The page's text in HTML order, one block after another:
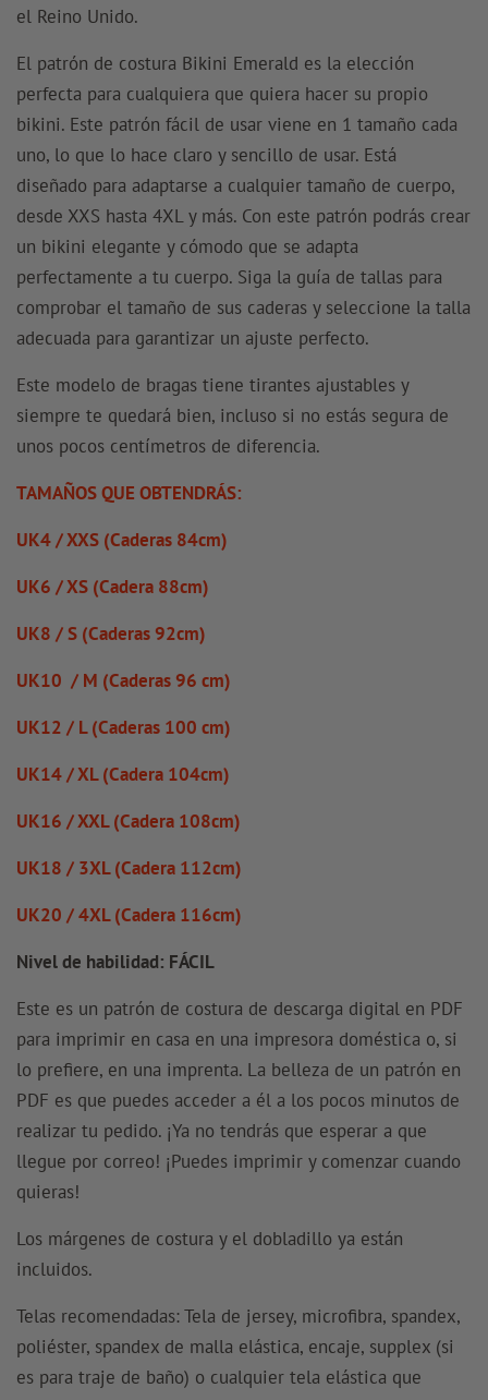
el Reino Unido.
El patrón de costura Bikini Emerald es la elección
perfecta para cualquiera que quiera hacer su propio
bikini. Este patrón fácil de usar viene en 1 tamaño cada
uno, lo que lo hace claro y sencillo de usar. Está
diseñado para adaptarse a cualquier tamaño de cuerpo,
desde XXS hasta 4XL y más. Con este patrón podrás crear
un bikini elegante y cómodo que se adapta
perfectamente a tu cuerpo. Siga la guía de tallas para
comprobar el tamaño de sus caderas y seleccione la talla
adecuada para garantizar un ajuste perfecto.
Este modelo de bragas tiene tirantes ajustables y
siempre te quedará bien, incluso si no estás segura de
unos pocos centímetros de diferencia.
TAMAÑOS QUE OBTENDRÁS:
UK4 / XXS (Caderas 84cm)
UK6 / XS (Cadera 88cm)
UK8 / S (Caderas 92cm)
UK10 / M (Caderas 96 cm)
UK12 / L (Caderas 100 cm)
UK14 / XL (Cadera 104cm)
UK16 / XXL (Cadera 108cm)
UK18 / 3XL (Cadera 112cm)
UK20 / 4XL (Cadera 116cm)
Nivel de habilidad: FÁCIL
Este es un patrón de costura de descarga digital en PDF
para imprimir en casa en una impresora doméstica o, si
lo prefiere, en una imprenta. La belleza de un patrón en
PDF es que puedes acceder a él a los pocos minutos de
realizar tu pedido. ¡Ya no tendrás que esperar a que
llegue por correo! ¡Puedes imprimir y comenzar cuando
quieras!
Los márgenes de costura y el dobladillo ya están
incluidos.
Telas recomendadas: Tela de jersey, microfibra, spandex,
poliéster, spandex de malla elástica, encaje, supplex (si
es para traje de baño) o cualquier tela elástica que